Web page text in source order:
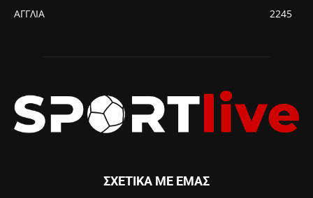
ΑΓΓΛΙΑ
2245
ΣΧΕΤΙΚΑ ΜΕ ΕΜΑΣ